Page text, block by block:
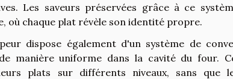
Les saveurs préservées grâce à ce
où chaque plat révèle son identité propre.
dispose également d'un système de
manière uniforme dans la cavité du four.
plats sur différents niveaux, sans que